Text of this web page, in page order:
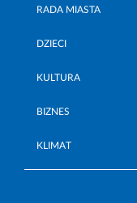
RADA MIASTA
DZIECI
KULTURA
BIZNES
KLIMAT